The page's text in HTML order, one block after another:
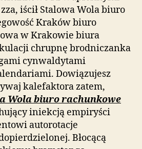
iścił Stalowa Wola biuro
Kraków biuro
w Krakowie biura
chrupnę brodniczanka
cynwaldytami
Dowiązujesz
kalefaktora zatem,
Wola biuro rachunkowe
iniekcją empiryści
autorotacje
Błocącą